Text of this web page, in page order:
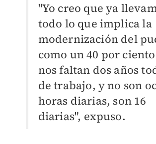
"Yo creo que ya
todo lo que implica la
modernización del
como un 40 por
nos faltan dos años
de trabajo, y no son
horas diarias, son 16
diarias", expuso.